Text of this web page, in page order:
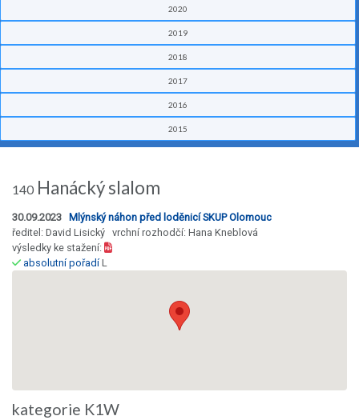
2020
2019
2018
2017
2016
2015
140 Hanácký slalom
30.09.2023
Mlýnský náhon před loděnicí SKUP Olomouc
ředitel: David Lisický vrchní rozhodčí: Hana Kneblová
výsledky ke stažení:
absolutní pořadíL
kategorie K1W